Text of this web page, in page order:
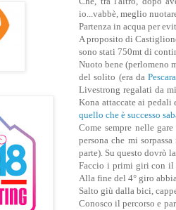
io...vabbè, meglio
Partenza in acqua per
A proposito di
sono stati 750mt di
Nuoto bene (perlomeno
del solito (era daPescara
Livestrong regalati da
Kona attaccate ai
quello che è successo
Come sempre nelle
persona che mi
parte). Su questo dovrò
Faccio i primi giri con il
Alla fine del 4° giro
Salto giù dalla bici,
Conosco il percorso e